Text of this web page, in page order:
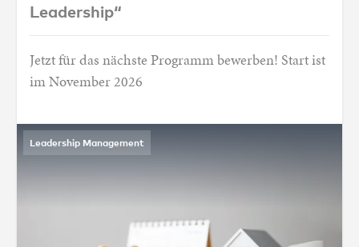
Leadership“
Jetzt für das nächste Programm bewerben! Start ist
im November 2026
Leadership Management